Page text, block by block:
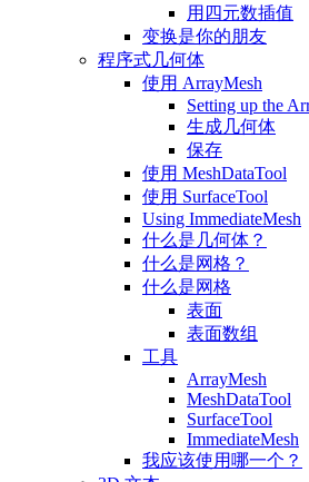
用四元数插值
变换是你的朋友
程序式几何体
使用 ArrayMesh
Setting up the
生成几何体
保存
使用 MeshDataTool
使用 SurfaceTool
Using ImmediateMesh
什么是几何体？
什么是网格？
什么是网格
表面
表面数组
工具
ArrayMesh
MeshDataTool
SurfaceTool
ImmediateMesh
我应该使用哪一个？